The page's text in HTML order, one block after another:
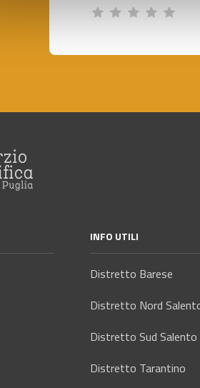
INFO UTILI
Distretto Barese
Distretto Nord
Distretto Sud Salento
Distretto Tarantino